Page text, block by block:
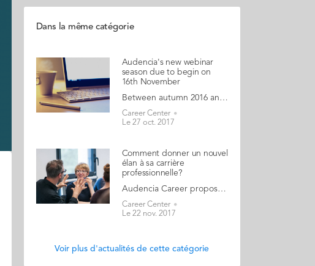
Dans la même catégorie
Audencia's new webinar
season due to begin on
16th November
Between autumn 2016 and spring 2017, Audencia offered alumni and students five webinars on careers issues. Registration levels were consistently high with 31% of registrants attending live (next day replays are systematically available). For each webinar individual presenters were rated as "good" or "excellent". The new season of careers webinars will start on 16th November with speaker Lauren Rivera, associate professor of management at Kellogg School of Management. She will provide insights into how elite companies hire, drawing on her award-winning research into hiring practices at elite professional services firms. She aims to show how the hiring process works, what qualities firms prize in candidates and how they ultimately choose who to hire. "Judging by last season's feedback, we are confident that the coming webinar series will be just as inspiring!", says Shyla du Cosquer, Audencia Careers consultant. "The positive feedback we received last season focused on several areas, including quality of content, presenter knowledge, and format & interactivity". "Great content and very good examples. Very relevant to the work place environment" "... a passionate and excellent presenter. Very knowledgeable" "Good mix of going through material and answering questions. Discussion really added to the slides" ​ Interested? Follow this link to register These webinars are free for Audencia students and alumni (don't forget to use the AUDstudent promotional code when registering)!
Career Center
Le 27 oct. 2017
Comment donner un nouvel
élan à sa carrière
professionnelle?
Audencia Career propose un accompagnement aux diplômés expérimentés d’Audencia Business School qui rêvent de changer de job, de mieux utiliser leurs talents et compétences ou bien de se reconvertir. Le temps de l’emploi stable à vie dans la même entreprise est révolu. Le phénomène de reconversion professionnelle est en pleine expansion et les raisons qui y poussent sont nombreuses et propres à chacun. C’est pourquoi les consultantes d’Audencia Career ont imaginé un nouveau parcours pour donner un nouvel élan à sa carrière, construire un nouveau projet professionnel, renforcer sa confiance ou encore trouver du sens dans son travail. Agnès Marchand (Responsable pôle Audencia Careers, Audencia Business School), Catherine Chavigny (GE 89 - Coach, Formatrice, Consultante RH, Fondatrice de 3C & Cie) et Claire Onghena (GE 98 - Coach, Formatrice, Consultante Management & Confiance en soi, Fondatrice de CCO Coaching for Clarity) ont conçu ce parcours Nouvel Elan pour vous aider à définir, tester et déployer vos projets professionnels. INSCRIPTION Au programme : Apprendre à bien se connaître pour faire les bons choix, en identifiant les motivations, les préférences et les forces distinctives "ce que je suis" Définir les possibilités d’évolution "ce que je veux être" Se positionner sur 3 cibles professionnelles pour développer des contacts réseau et mettre au point un plan d’action "ce que je fais faire" S’avoir utiliser l'entretien réseau pour approfondir ses pistes et ajuster son projet Construire un pitch inspirant et unique Définir un plan d'action de mise en oeuvre et s’y engager en identifiant les étapes Donner du relief à ses outils de communication : CV Pitch 3’, profil Linked In, ... Gagner en impact et en conviction dans son personnal branding lors des entretiens Avec des outils et méthodes de travail qui ont fait leurs preuves : Réflexion sur soi appuyée sur des tests reconnus (MBTI, STRONG) Atelier interactif en groupe de 6 à 12 personnes Entretien individuel Simulation d’entretien Feedbacks du groupe et des spécialistes du recrutement Alternance de travail en groupe, en individuel et entretien Rendez-vous les 4 et 5 décembre 2017 puis les 25 et 26 janvier 2018 de 8h30 à 17h30 sur le campus Audencia Paris (95 rue Falguière – 15è arr.). Inscrivez-vous vite !
Career Center
Le 22 nov. 2017
Voir plus d'actualités de cette catégorie